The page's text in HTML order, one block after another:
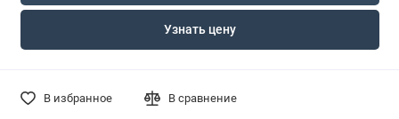
Узнать цену
В избранное В сравнение